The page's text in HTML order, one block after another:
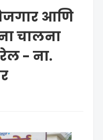
आणि
चालना
- ना.